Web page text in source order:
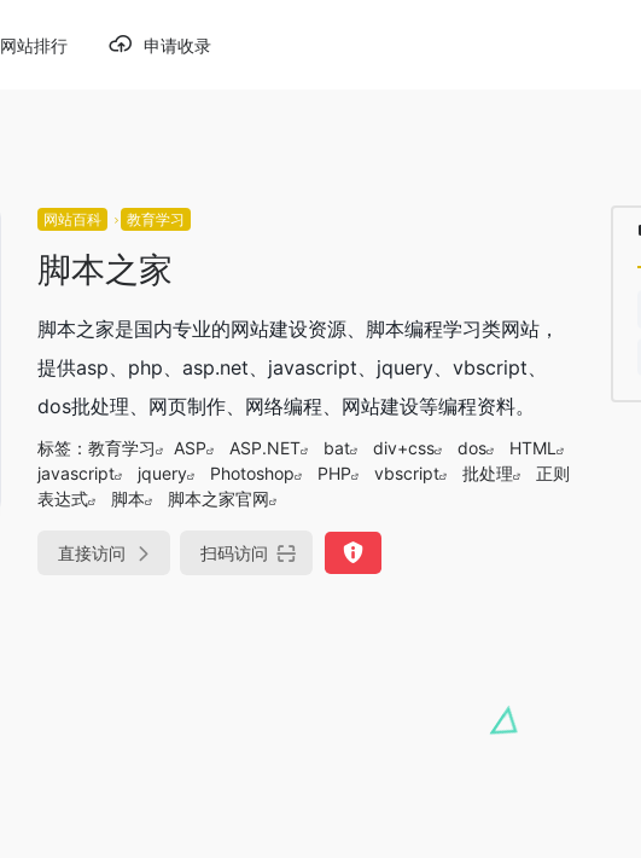
网站排行 申请收录
网站百科 教育学习
脚本之家
脚本之家是国内专业的网站建设资源、脚本编程学习类网站，
提供asp、php、asp.net、javascript、jquery、vbscript、
dos批处理、网页制作、网络编程、网站建设等编程资料。
标签： 教育学习 ASP ASP.NET bat div+css dos
HTML
javascript
jquery Photoshop PHP vbscript 批处理
正则
表达式
脚本 脚本之家官网
直接访问 扫码访问